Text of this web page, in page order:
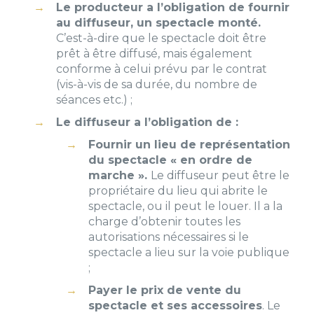
Le producteur a l’obligation de fournir
au diffuseur, un spectacle monté.
C’est-à-dire que le spectacle doit être
prêt à être diffusé, mais également
conforme à celui prévu par le contrat
(vis-à-vis de sa durée, du nombre de
séances etc.) ;
Le diffuseur a l’obligation de :
Fournir un lieu de représentation
du spectacle « en ordre de
marche ». Le diffuseur peut être le
propriétaire du lieu qui abrite le
spectacle, ou il peut le louer. Il a la
charge d’obtenir toutes les
autorisations nécessaires si le
spectacle a lieu sur la voie publique
;
Payer le prix de vente du
spectacle et ses accessoires. Le